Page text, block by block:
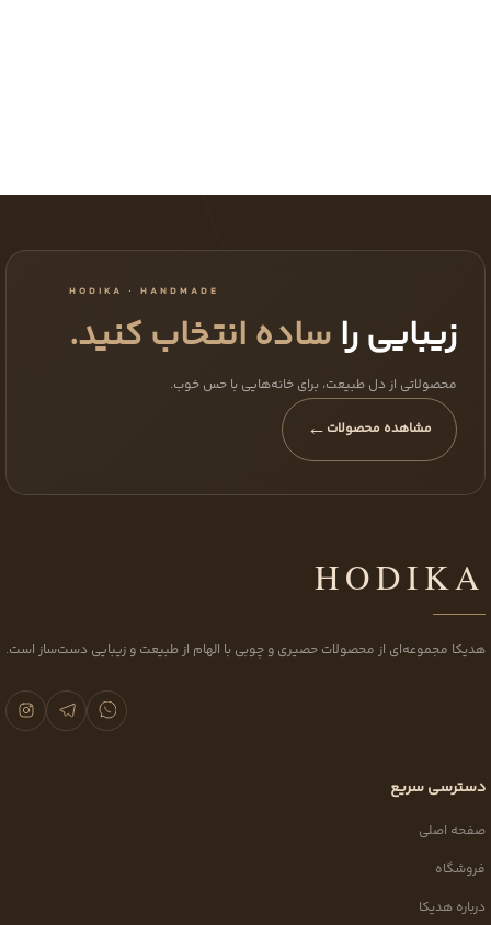
HODIKA · HANDMADE
زیبایی را ساده انتخاب کنید.
محصولاتی از دل طبیعت، برای خانه‌هایی با حس خوب.
مشاهده محصولات ←
HODIKA
هدیکا مجموعه‌ای از محصولات حصیری و چوبی با الهام از طبیعت و زیبایی دست‌ساز است.
دسترسی سریع
صفحه اصلی
فروشگاه
درباره هدیکا